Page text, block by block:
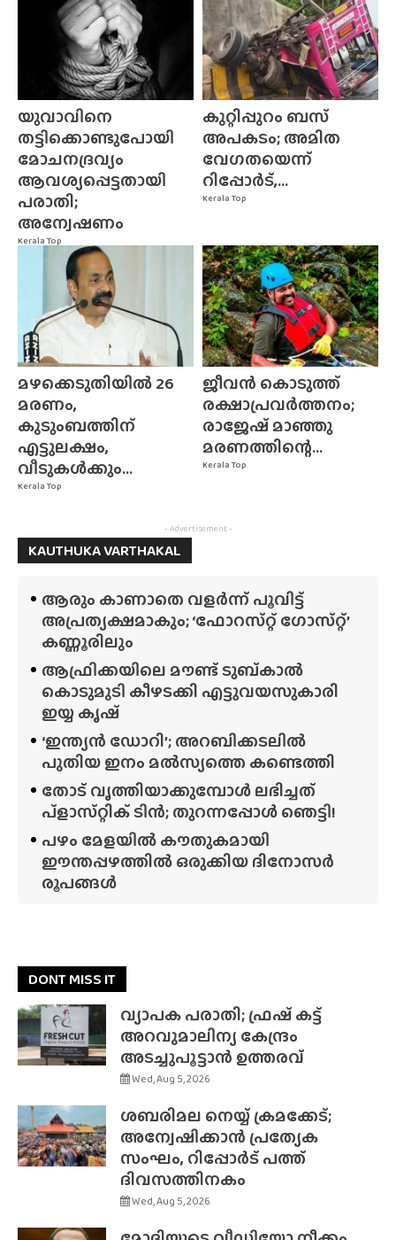
Kerala Top
യുവാവിനെ
തട്ടിക്കൊണ്ടുപോയി
മോചനദ്രവ്യം
ആവശ്യപ്പെട്ടതായി
പരാതി;
അന്വേഷണം
Kerala Top
കുറ്റിപ്പുറം ബസ്
അപകടം; അമിത
വേഗതയെന്ന്
റിപ്പോർട്,...
Kerala Top
മഴക്കെടുതിയിൽ 26
മരണം,
കുടുംബത്തിന്
എട്ടുലക്ഷം,
വീടുകൾക്കും...
Kerala Top
ജീവൻ കൊടുത്ത്
രക്ഷാപ്രവർത്തനം;
രാജേഷ് മാഞ്ഞു
മരണത്തിന്റെ...
- Advertisement -
KAUTHUKA VARTHAKAL
ആരും കാണാതെ വളർന്ന് പൂവിട്ട്
അപ്രത്യക്ഷമാകും; ‘ഫോറസ്‌റ്റ്‌ ഗോസ്‌റ്റ്’
കണ്ണൂരിലും
ആഫ്രിക്കയിലെ മൗണ്ട് ടുബ്‌കാൽ
കൊടുമുടി കീഴടക്കി എട്ടുവയസുകാരി
ഇയ്യ കൃഷ്
‘ഇന്ത്യൻ ഡോറി’; അറബിക്കടലിൽ
പുതിയ ഇനം മൽസ്യത്തെ കണ്ടെത്തി
തോട് വൃത്തിയാക്കുമ്പോൾ ലഭിച്ചത്
പ്‌ളാസ്‌റ്റിക് ടിൻ; തുറന്നപ്പോൾ ഞെട്ടി!
പഴം മേളയിൽ കൗതുകമായി
ഈന്തപ്പഴത്തിൽ ഒരുക്കിയ ദിനോസർ
രൂപങ്ങൾ
DONT MISS IT
വ്യാപക പരാതി; ഫ്രഷ് കട്ട്
അറവുമാലിന്യ കേന്ദ്രം
അടച്ചുപൂട്ടാൻ ഉത്തരവ്
Wed, Aug 5, 2026
ശബരിമല നെയ്യ് ക്രമക്കേട്;
അന്വേഷിക്കാൻ പ്രത്യേക
സംഘം, റിപ്പോർട് പത്ത്
ദിവസത്തിനകം
Wed, Aug 5, 2026